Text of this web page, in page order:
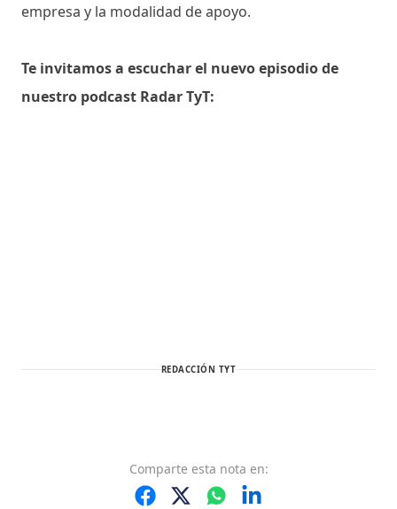
empresa y la modalidad de apoyo.
Te invitamos a escuchar el nuevo episodio de
nuestro podcast Radar TyT:
REDACCIÓN TYT
Comparte esta nota en: